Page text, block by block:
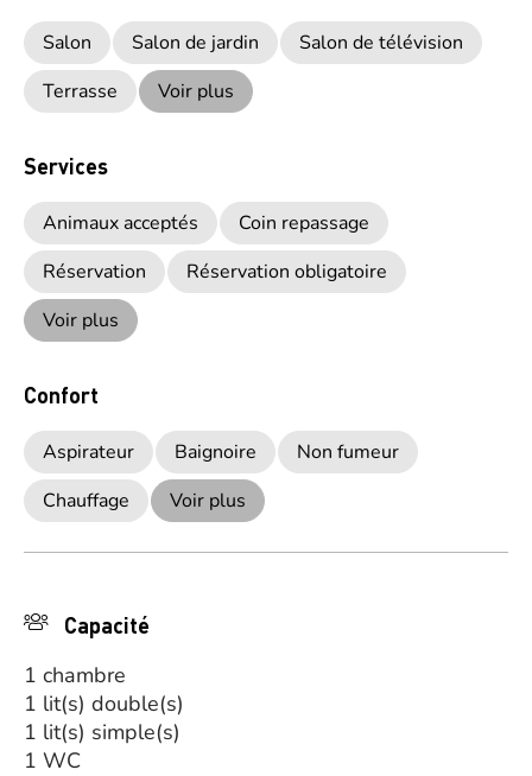
Salon Salon de jardin
Salon de télévision
Terrasse
Voir plus
Services
Animaux acceptés
Coin repassage
Réservation
Réservation obligatoire
Voir plus
Confort
Aspirateur Baignoire
Non fumeur
Chauffage
Voir plus
Capacité
1 chambre
1 lit(s) double(s)
1 lit(s) simple(s)
1 WC